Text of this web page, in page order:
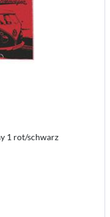
1 rot/schwarz